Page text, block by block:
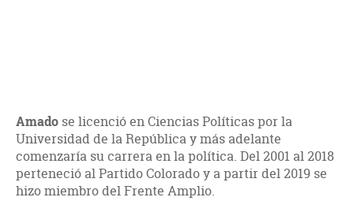
Amado se licenció en Ciencias Políticas por la
Universidad de la República y más adelante
comenzaría su carrera en la política. Del 2001 al 2018
perteneció al Partido Colorado y a partir del 2019 se
hizo miembro del Frente Amplio.